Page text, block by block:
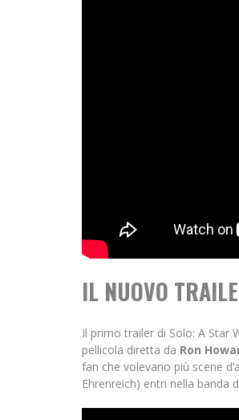
IL NUOVO
Il primo trailer di Solo: A Star
pellicola diretta da Ron
fan che volevano più scene
Ehrenreich) entri nella banda